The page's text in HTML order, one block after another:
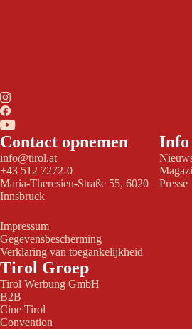
Contact opnemen
info@tirol.at
+43 512 7272-0
Maria-Theresien-Straße 55, 6020
Innsbruck
Impressum
Gegevensbescherming
Verklaring van toegankelijkheid
Info
Presse
Tirol Groep
Tirol Werbung GmbH
B2B
Cine Tirol
Convention